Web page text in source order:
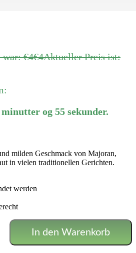
war: €4€4Aktueller Preis ist:
minutter og 55 sekunder.
milden Geschmack von Majoran,
in vielen traditionellen Gerichten.
werden
In den Warenkorb